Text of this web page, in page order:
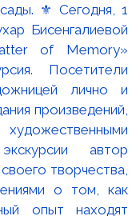
⚜️ Сегодня, 1
Бисенгалиевой
of Memory»
Посетители
лично и
произведений,
автор
творчества,
о том, как
опыт находят